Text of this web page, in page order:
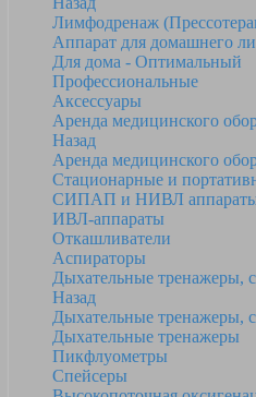
Лимфодренаж
Аппарат для домашнего
Для дома - Оптимальный
Профессиональные
Аксессуары
Аренда медицинского
Назад
Аренда медицинского
Стационарные и
СИПАП и НИВЛ
ИВЛ-аппараты
Откашливатели
Аспираторы
Дыхательные тренажеры,
Назад
Дыхательные тренажеры,
Дыхательные тренажеры
Пикфлуометры
Спейсеры